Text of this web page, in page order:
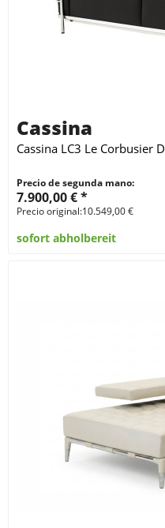
Cassina
Cassina LC3 Le Corbusier
Precio de segunda mano:
7.900,00 € *
Precio original:10.549,00 €
sofort abholbereit